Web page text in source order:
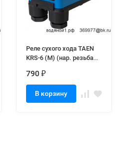
Реле сухого хода TAEN
KRS-6 (M) (нар. резьба
790 ₽
В корзину